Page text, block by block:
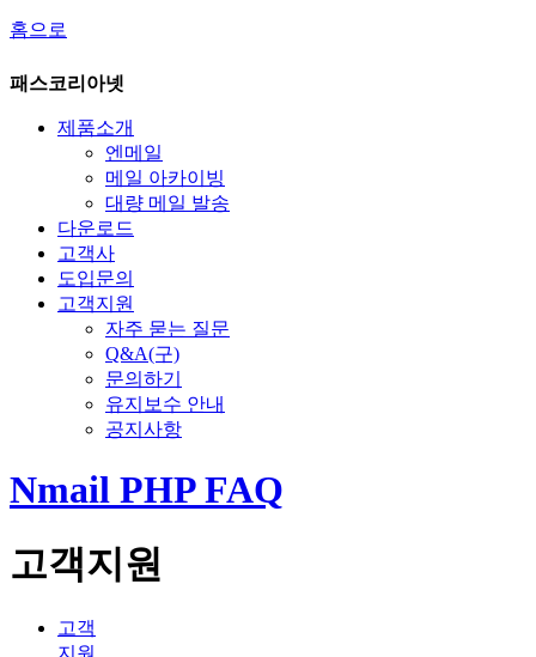
홈으로
패스코리아넷
제품소개
엔메일
메일 아카이빙
대량 메일 발송
다운로드
고객사
도입문의
고객지원
자주 묻는 질문
Q&A(구)
문의하기
유지보수 안내
공지사항
Nmail PHP FAQ
고객지원
고객